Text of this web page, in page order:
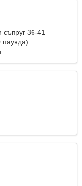
36-41
паунда)